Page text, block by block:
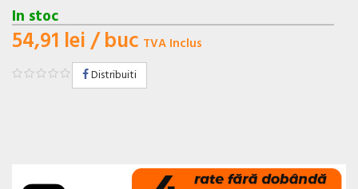
In stoc
54,91 lei/ buc TVA Inclus
Distribuiti